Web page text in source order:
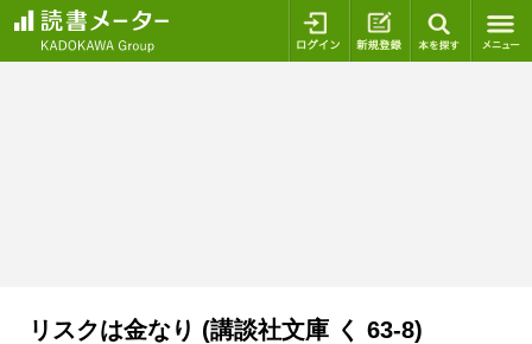
ログイン 新規登録
リスクは金なり (講談社文庫 く 63-8)